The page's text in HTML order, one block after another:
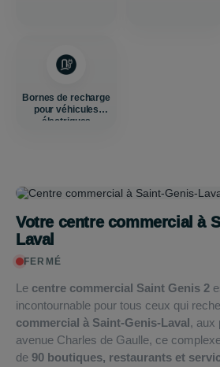
Bornes de recharge
pour véhicules
électriques
Votre centre commercial à
Laval
FERMÉ
Le centre commercial Saint Genis 2
incontournable pour tous ceux qui
commercial à Saint-Genis-Laval, aux
avenue Charles de Gaulle, ce
de 90 boutiques, restaurants et